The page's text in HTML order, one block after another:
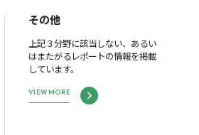
その他
上記３分野に該当しない、あるい
はまたがるレポートの情報を掲載
しています。
VIEW MORE